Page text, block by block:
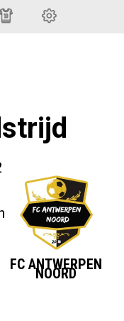
FC ANTWERPEN
NOORD